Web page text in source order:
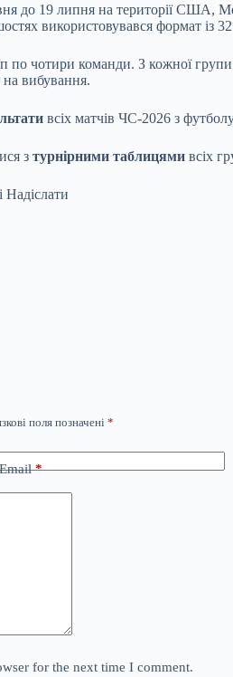
до 19 липня на території США,
використовувався формат із
по чотири команди. З кожної
вибування.
всіх матчів ЧС-2026 з
з турнірними таблицями всіх
Надіслати
поля позначені *
Email*
for the next time I comment.